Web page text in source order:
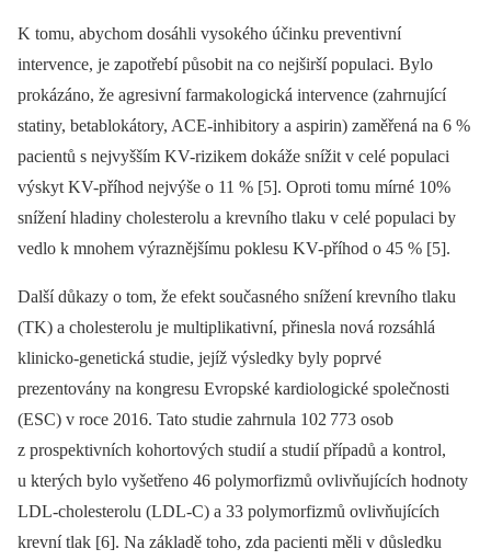
K tomu, abychom dosáhli vysokého účinku preventivní
intervence, je zapotřebí působit na co nejširší populaci. Bylo
prokázáno, že agresivní farmakologická intervence (zahrnující
statiny, betablokátory, ACE-inhibitory a aspirin) zaměřená na 6 %
pacientů s nejvyšším KV-rizikem dokáže snížit v celé populaci
výskyt KV-příhod nejvýše o 11 % [5]. Oproti tomu mírné 10%
snížení hladiny cholesterolu a krevního tlaku v celé populaci by
vedlo k mnohem výraznějšímu poklesu KV-příhod o 45 % [5].
Další důkazy o tom, že efekt současného snížení krevního tlaku
(TK) a cholesterolu je multiplikativní, přinesla nová rozsáhlá
klinicko-genetická studie, jejíž výsledky byly poprvé
prezentovány na kongresu Evropské kardiologické společnosti
(ESC) v roce 2016. Tato studie zahrnula 102 773 osob
z prospektivních kohortových studií a studií případů a kontrol,
u kterých bylo vyšetřeno 46 polymorfizmů ovlivňujících hodnoty
LDL-cholesterolu (LDL-C) a 33 polymorfizmů ovlivňujících
krevní tlak [6]. Na základě toho, zda pacienti měli v důsledku